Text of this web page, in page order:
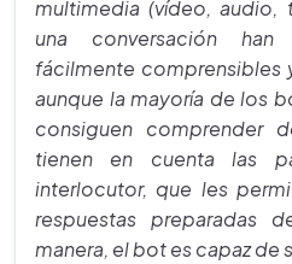
multimedia (vídeo, audio,
una conversación
fácilmente comprensibles
aunque la mayoría de los
consiguen comprender
tienen en cuenta las
interlocutor, que les
respuestas preparadas
manera, el bot es capaz de